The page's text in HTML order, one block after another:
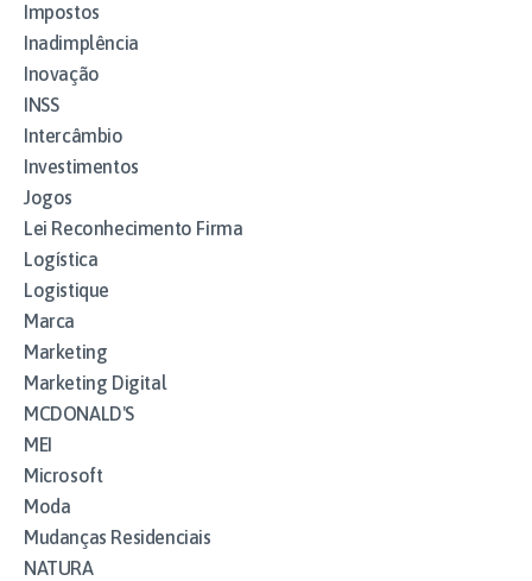
Impostos
Inadimplência
Inovação
INSS
Intercâmbio
Investimentos
Jogos
Lei Reconhecimento Firma
Logística
Logistique
Marca
Marketing
Marketing Digital
MCDONALD'S
MEI
Microsoft
Moda
Mudanças Residenciais
NATURA